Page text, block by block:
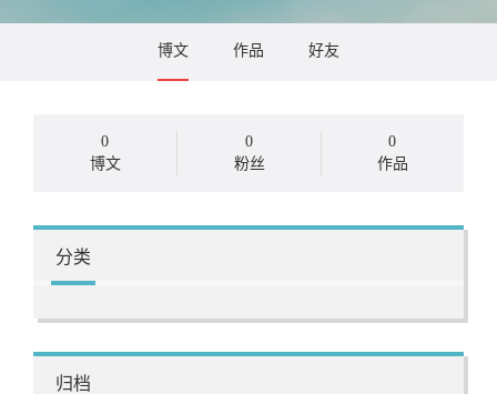
博文 作品 好友
0
博文
0
粉丝
0
作品
分类
归档